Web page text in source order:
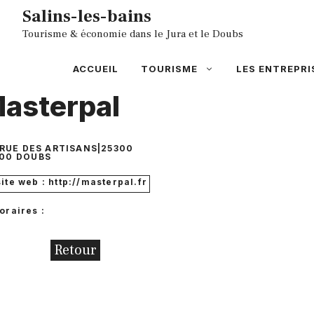
AllerSalins-les-bains
Tourisme & économie dans le Jura et le Doubs
ACCUEIL TOURISME LES
DES ARTISANS|25300
DOUBS
web : http://masterpal.fr
:
Retour